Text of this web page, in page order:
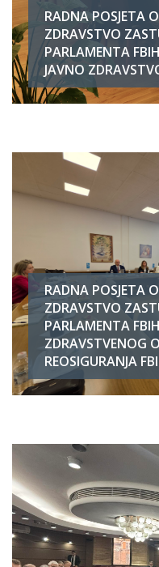
RADNA POSJETA
ZDRAVSTVO
PARLAMENTA
JAVNO
RADNA POSJETA
ZDRAVSTVO
PARLAMENTA
ZDRAVSTVENOG
REOSIGURANJA